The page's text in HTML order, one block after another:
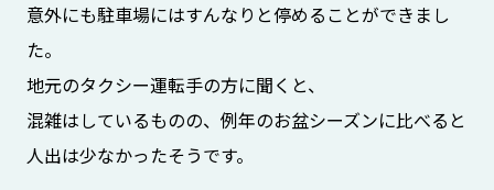
意外にも駐車場にはすんなりと停めることができまし
た。
地元のタクシー運転手の方に聞くと、
混雑はしているものの、例年のお盆シーズンに比べると
人出は少なかったそうです。